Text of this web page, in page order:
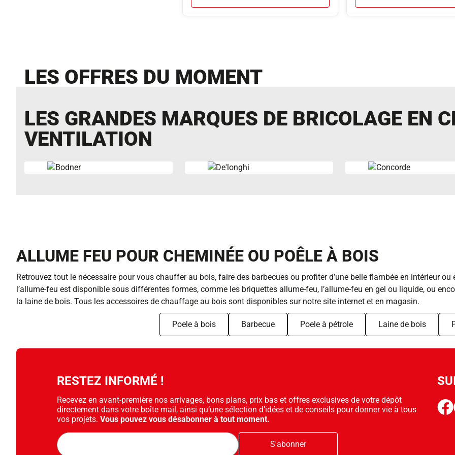
LES OFFRES DU MOMENT
LES GRANDES MARQUES DE BRICOLAGE EN
VENTILATION
ALLUME FEU POUR CHEMINÉE OU POÊLE À BOIS
Retrouvez tout le nécessaire pour vous chauffer au bois, faire des barbecues ou profiter d’une belle flambée en intérieur
l’allume-feu est disponible sous différentes formes, comme les briquettes allume-feu, l’allume-feu en gel ou liquide, ou
la laine de bois. Tous les accessoires de chauffage au bois sont disponibles sur notre site internet et en magasin.
Poele à bois Barbecue Poele à pétrole Laine de bois
RESTEZ INFORMÉ !
Recevez en avant-première nos arrivages, bons plans, prix bas et offres exclusives de votre dépôt
directement dans votre boîte mail, ainsi qu’une sélection d’idées et de conseils pour donner vie à tous
vos projets. Vous pouvez vous désabonner à tout moment.
Adresse
mail
S'abonner